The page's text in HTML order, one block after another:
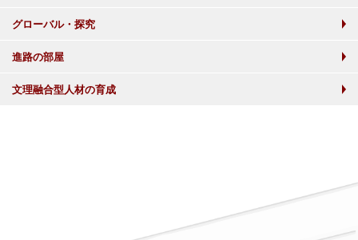
グローバル・探究
進路の部屋
文理融合型人材の育成